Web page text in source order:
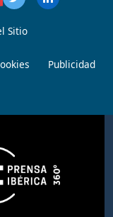
Sitio
Publicidad